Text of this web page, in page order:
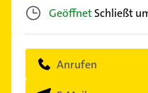
GeöffnetSchließt
Anrufen